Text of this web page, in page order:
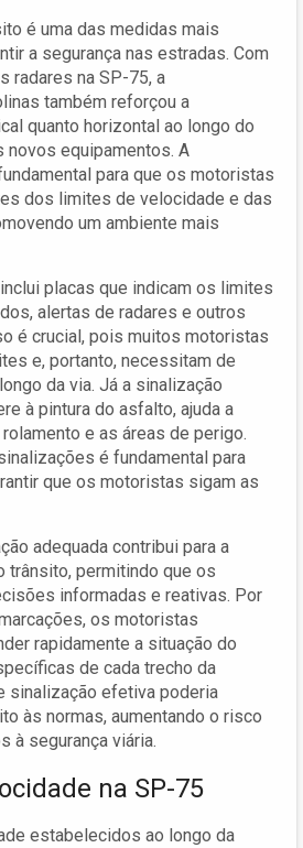
é uma das medidas mais
a segurança nas estradas. Com
radares na SP-75, a
também reforçou a
quanto horizontal ao longo do
novos equipamentos. A
para que os motoristas
dos limites de velocidade e das
um ambiente mais
placas que indicam os limites
alertas de radares e outros
é crucial, pois muitos motoristas
e, portanto, necessitam de
da via. Já a sinalização
à pintura do asfalto, ajuda a
e as áreas de perigo.
é fundamental para
que os motoristas sigam as
adequada contribui para a
trânsito, permitindo que os
informadas e reativas. Por
os motoristas
rapidamente a situação do
de cada trecho da
sinalização efetiva poderia
às normas, aumentando o risco
à segurança viária.
na SP-75
estabelecidos ao longo da